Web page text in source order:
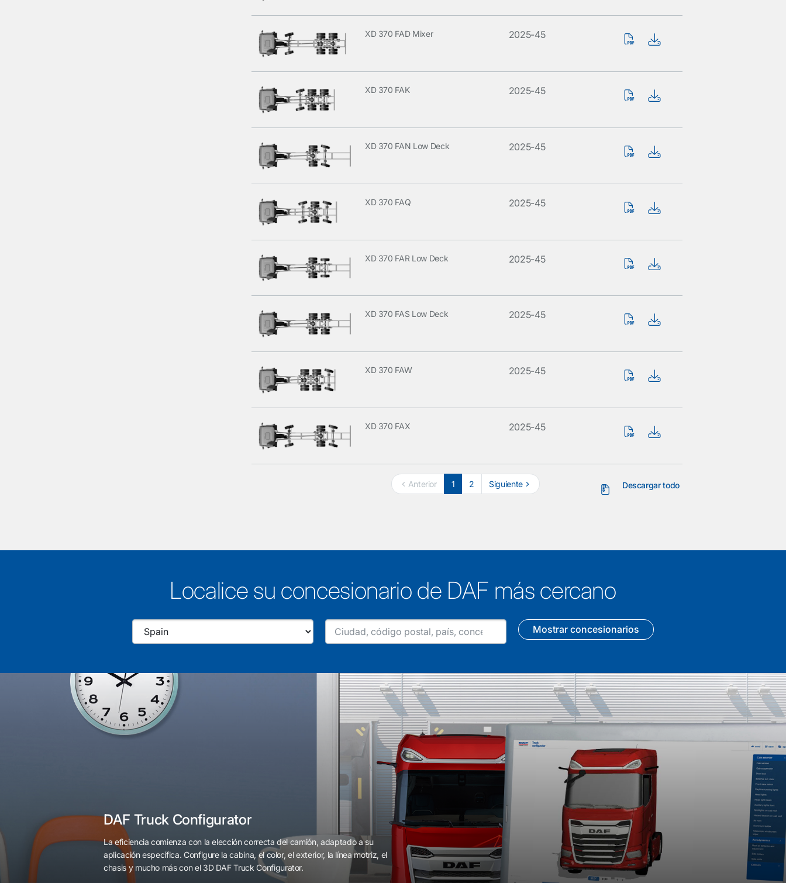
XD 370 FAD Mixer 2025-45
XD 370 FAK 2025-45
XD 370 FAN Low Deck 2025-45
XD 370 FAQ 2025-45
XD 370 FAR Low Deck 2025-45
XD 370 FAS Low Deck 2025-45
XD 370 FAW 2025-45
XD 370 FAX 2025-45
Anterior 1 2 Siguiente Descargar todo
Localice su concesionario de DAF más cercano
Mostrar concesionarios
DAF Truck Configurator
La eficiencia comienza con la elección correcta del camión, adaptado a su
aplicación específica. Configure la cabina, el color, el exterior, la línea motriz, el
chasis y mucho más con el 3D DAF Truck Configurator.